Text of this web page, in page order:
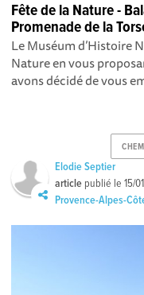
Fête de la Nature -
Promenade de la
Le Muséum d’Histoire
Nature en vous
avons décidé de vous
Elodie Septier
article publié le15/
Provence-Alpes-